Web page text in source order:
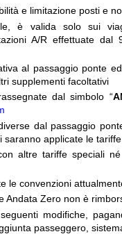
e limitazione posti e
è valida solo sui
A/R effettuate
al passaggio ponte
supplementi facoltativi
dal simbolo “
dal passaggio
applicate le
altre tariffe speciali
le convenzioni
Andata Zero non è
modifiche,
passeggero,